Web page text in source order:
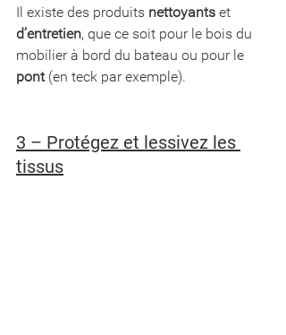
Il existe des produits nettoyants et
d’entretien, que ce soit pour le bois du
mobilier à bord du bateau ou pour le
pont (en teck par exemple).
3 – Protégez et lessivez les
tissus